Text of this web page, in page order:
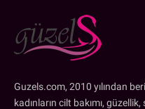
Guzels.com, 2010 yılından
kadınların cilt bakımı,